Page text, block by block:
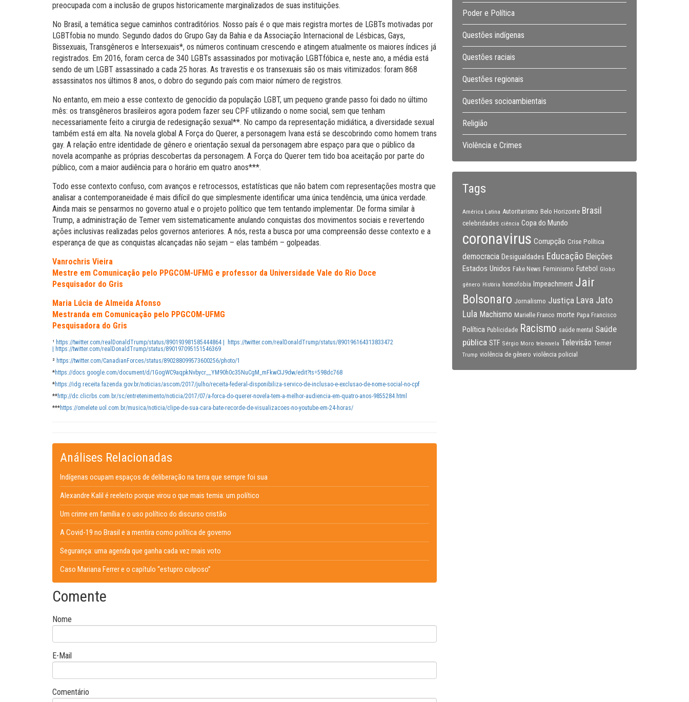
preocupada com a inclusão de grupos historicamente marginalizados de suas instituições.
No Brasil, a temática segue caminhos contraditórios. Nosso país é o que mais registra mortes de LGBTs motivadas por
LGBTfobia no mundo. Segundo dados do Grupo Gay da Bahia e da Associação Internacional de Lésbicas, Gays,
Bissexuais, Transgêneros e Intersexuais*, os números continuam crescendo e atingem atualmente os maiores índices já
registrados. Em 2016, foram cerca de 340 LGBTs assassinados por motivação LGBTfóbica e, neste ano, a média está
sendo de um LGBT assassinado a cada 25 horas. As travestis e os transexuais são os mais vitimizados: foram 868
assassinatos nos últimos 8 anos, o dobro do segundo país com maior número de registros.
No entanto, em meio a esse contexto de genocídio da população LGBT, um pequeno grande passo foi dado no último
mês: os transgêneros brasileiros agora podem fazer seu CPF utilizando o nome social, sem que tenham
necessariamente feito a cirurgia de redesignação sexual**. No campo da representação midiática, a diversidade sexual
também está em alta. Na novela global A Força do Querer, a personagem Ivana está se descobrindo como homem trans
gay. A relação entre identidade de gênero e orientação sexual da personagem abre espaço para que o público da
novela acompanhe as próprias descobertas da personagem. A Força do Querer tem tido boa aceitação por parte do
público, com a maior audiência para o horário em quatro anos***.
Todo esse contexto confuso, com avanços e retrocessos, estatísticas que não batem com representações mostra que
analisar a contemporaneidade é mais difícil do que simplesmente identificar uma única tendência, uma única verdade.
Ainda mais se pensarmos no governo atual e o projeto político que tem tentando implementar. De forma similar à
Trump, a administração de Temer vem sistematicamente anulando conquistas dos movimentos sociais e revertendo
ações inclusivas realizadas pelos governos anteriores. A nós, resta a busca por uma compreensão desse contexto e a
esperança de que as conquistas alcançadas não sejam – elas também – golpeadas.
Vanrochris Vieira
Mestre em Comunicação pelo PPGCOM-UFMG e professor da Universidade Vale do Rio Doce
Pesquisador do Gris
Maria Lúcia de Almeida Afonso
Mestranda em Comunicação pelo PPGCOM-UFMG
Pesquisadora do Gris
¹ https://twitter.com/realDonaldTrump/status/890193981585444864 |
https://twitter.com/realDonaldTrump/status/890196164313833472
https://twitter.com/realDonaldTrump/status/890197095151546369
² https://twitter.com/CanadianForces/status/890288099573600256/photo/1
*https://docs.google.com/document/d/1GogWC9aqpkNvbycr__YM90h0c35NuCgM_mFkwCIJ9dw/edit?ts=598dc768
*https://idg.receita.fazenda.gov.br/noticias/ascom/2017/julho/receita-federal-disponibiliza-servico-de-inclusao-e-exclusao-de-nome-social-no-cpf
**http://dc.clicrbs.com.br/sc/entretenimento/noticia/2017/07/a-forca-do-querer-novela-tem-a-melhor-audiencia-em-quatro-anos-9855284.html
***https://omelete.uol.com.br/musica/noticia/clipe-de-sua-cara-bate-recorde-de-visualizacoes-no-youtube-em-24-horas/
Análises Relacionadas
Indígenas ocupam espaços de deliberação na terra que sempre foi sua
Alexandre Kalil é reeleito porque virou o que mais temia: um político
Um crime em família e o uso político do discurso cristão
A Covid-19 no Brasil e a mentira como política de governo
Segurança: uma agenda que ganha cada vez mais voto
Caso Mariana Ferrer e o capítulo “estupro culposo”
Comente
Nome
E-Mail
Comentário
Poder e Política
Questões indígenas
Questões raciais
Questões regionais
Questões socioambientais
Religião
Violência e Crimes
Tags
América Latina Autoritarismo Belo Horizonte Brasil
celebridades ciência Copa do Mundo
coronavirus Corrupção Crise Política
democracia Desigualdades Educação Eleições
Estados Unidos Fake News Feminismo Futebol Globo
gênero História homofobia Impeachment Jair
Bolsonaro Jornalismo Justiça Lava Jato
Lula Machismo Marielle Franco morte Papa Francisco
Política Publicidade Racismo saúde mental
Saúde
pública STF Sérgio Moro telenovela Televisão Temer
Trump violência de gênero violência policial